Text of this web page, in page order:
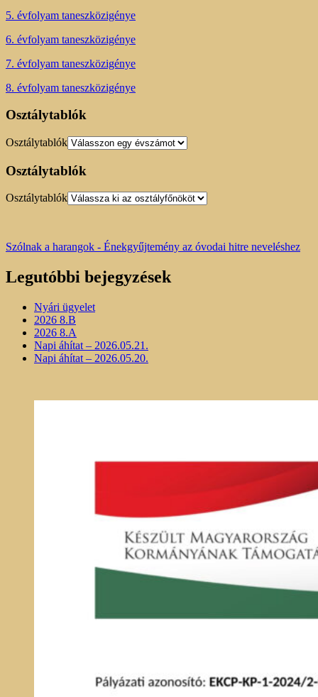
5. évfolyam taneszközigénye
6. évfolyam taneszközigénye
7. évfolyam taneszközigénye
8. évfolyam taneszközigénye
Osztálytablók
Osztálytablók
Osztálytablók
Osztálytablók
Szólnak a harangok - Énekgyűjtemény az óvodai hitre neveléshez
Legutóbbi bejegyzések
Nyári ügyelet
2026 8.B
2026 8.A
Napi áhítat – 2026.05.21.
Napi áhítat – 2026.05.20.